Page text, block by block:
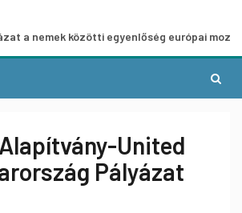
közötti egyenlőség európai mozgalmainak
United
Pályázat